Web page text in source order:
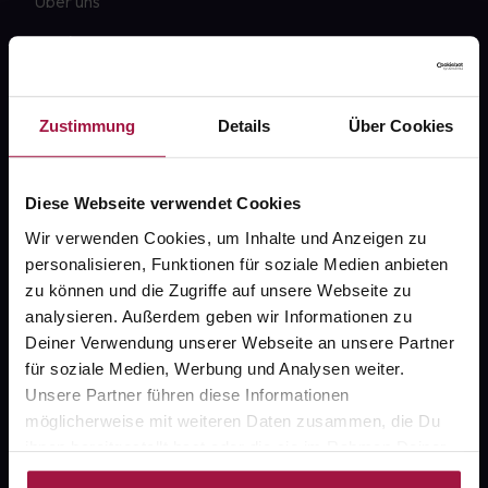
Zustimmung Details Über Cookies
Diese Webseite verwendet Cookies
Wir verwenden Cookies, um Inhalte und Anzeigen zu
personalisieren, Funktionen für soziale Medien anbieten
zu können und die Zugriffe auf unsere Webseite zu
analysieren. Außerdem geben wir Informationen zu
Deiner Verwendung unserer Webseite an unsere Partner
für soziale Medien, Werbung und Analysen weiter.
Unsere Partner führen diese Informationen
möglicherweise mit weiteren Daten zusammen, die Du
ihnen bereitgestellt hast oder die sie im Rahmen Deiner
Nutzung der Dienste gesammelt haben.
Karriere
Barrierefreiheitserklärung
PAYBACK
gesund-versorger.de
Sanitätshäuser
Datenschutz
AGB
Impressum
Unsere Vorteile